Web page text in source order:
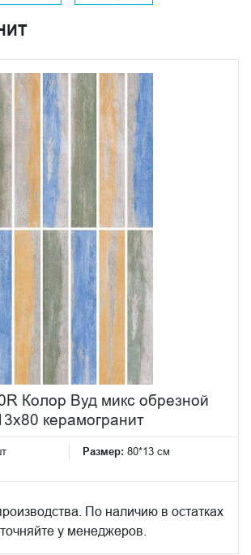
Колор Вуд микс обрезной
керамогранит
Размер: 80*13 см
По наличию в остатках
у менеджеров.